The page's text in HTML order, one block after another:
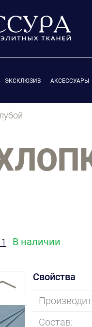
ЭКСКЛЮЗИВ АКСЕССУАРЫ
В наличии
Свойства
Состав: